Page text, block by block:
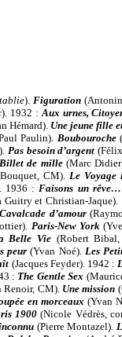
).Figuration
1932 :Aux urnes,
Hémard). Une jeune fille
Paulin). Boubouroche
Pas besoin d’argent
de mille (Marc
Bouquet, CM).Le Voyage
1936 :Faisons un rêve…
Guitry et Christian-Jaque).
Cavalcade d’amour
Paris-New York
Belle Vie (Robert
peur (Yvan Noé). Les
(Jacques Feyder). 1942 :
: The Gentle Sex
Renoir, CM). Une mission
en morceaux (Yvan
1900 (Nicole Védrès,
(Pierre Montazel).